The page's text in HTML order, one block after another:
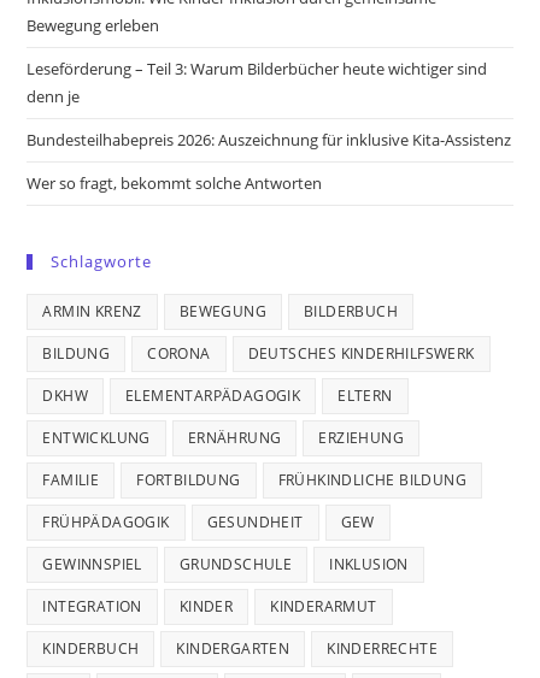
Bewegung erleben
Leseförderung – Teil 3: Warum Bilderbücher heute wichtiger sind
denn je
Bundesteilhabepreis 2026: Auszeichnung für inklusive Kita-Assistenz
Wer so fragt, bekommt solche Antworten
Schlagworte
ARMIN KRENZ BEWEGUNG BILDERBUCH
BILDUNG CORONA DEUTSCHES KINDERHILFSWERK
DKHW ELEMENTARPÄDAGOGIK ELTERN
ENTWICKLUNG ERNÄHRUNG ERZIEHUNG
FAMILIE FORTBILDUNG FRÜHKINDLICHE BILDUNG
FRÜHPÄDAGOGIK GESUNDHEIT GEW
GEWINNSPIEL GRUNDSCHULE INKLUSION
INTEGRATION KINDER KINDERARMUT
KINDERBUCH KINDERGARTEN KINDERRECHTE